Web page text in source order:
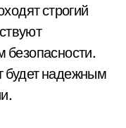
строгий
будет надежным